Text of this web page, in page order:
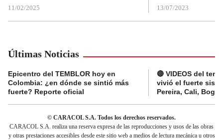
11/02/2025 13/07/2023
Últimas Noticias
Epicentro del TEMBLOR hoy en
Colombia: ¿en dónde se sintió más
fuerte? Reporte oficial
🔴 VIDEOS del
vivió el fuerte
Pereira, Cali,
© CARACOL S.A. Todos los derechos reservados.
CARACOL S.A. realiza una reserva expresa de las reproducciones y usos de las obras
y otras prestaciones accesibles desde este sitio web a medios de lectura mecánica u otros